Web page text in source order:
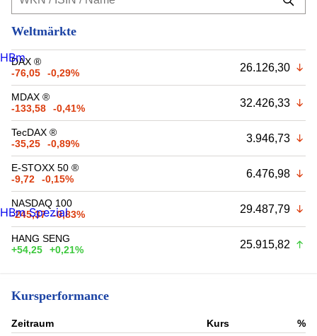
Weltmärkte
DAX ®
-76,05
-0,29% 26.126,30
MDAX ®
-133,58
-0,41% 32.426,33
TecDAX ®
-35,25
-0,89% 3.946,73
E-STOXX 50 ®
-9,72
-0,15% 6.476,98
NASDAQ 100
-245,37
-0,83% 29.487,79
HANG SENG
+54,25
+0,21% 25.915,82
Kursperformance
Zeitraum Kurs
%
HBm
HBm Spezial